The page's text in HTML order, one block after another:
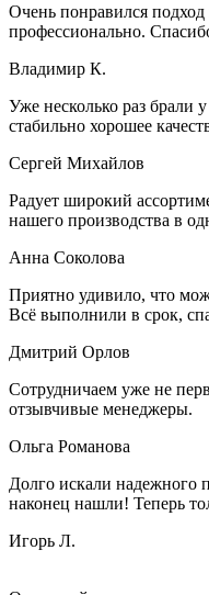
Очень понравился подход
профессионально.
Владимир К.
Уже несколько раз брали
стабильно хорошее
Сергей Михайлов
Радует широкий
нашего производства в
Анна Соколова
Приятно удивило, что
Всё выполнили в срок,
Дмитрий Орлов
Сотрудничаем уже не
отзывчивые менеджеры.
Ольга Романова
Долго искали надежного
наконец нашли! Теперь
Игорь Л.